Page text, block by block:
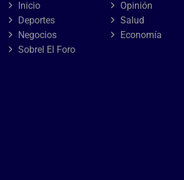
Inicio
Opinión
Deportes
Salud
Negocios
Economía
Sobrel El Foro